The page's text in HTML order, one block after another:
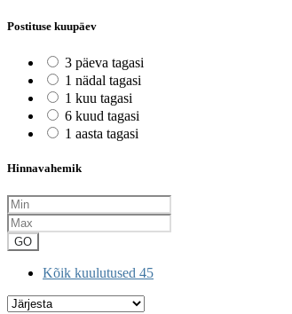
Postituse kuupäev
3 päeva tagasi
1 nädal tagasi
1 kuu tagasi
6 kuud tagasi
1 aasta tagasi
Hinnavahemik
GO
Kõik kuulutused 45